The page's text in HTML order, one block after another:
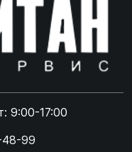
9:00-17:00
99